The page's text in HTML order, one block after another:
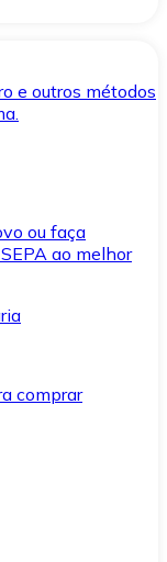
e outros métodos
ou faça
ao melhor
comprar